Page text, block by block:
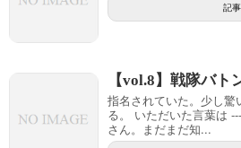
記
【vol.8】戦隊バト
指名されていた。少し
る。 いただいた言葉は
さん。まだまだ知...